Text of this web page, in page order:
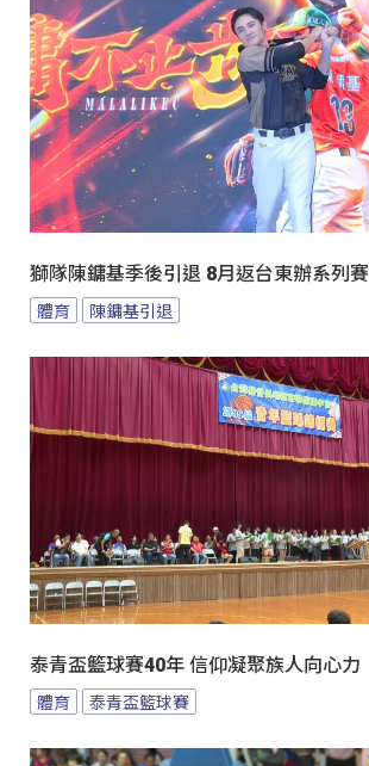
獅隊陳鏞基季後引退 8月返台東辦系列賽
體育 陳鏞基引退
泰青盃籃球賽40年 信仰凝聚族人向心力
體育 泰青盃籃球賽